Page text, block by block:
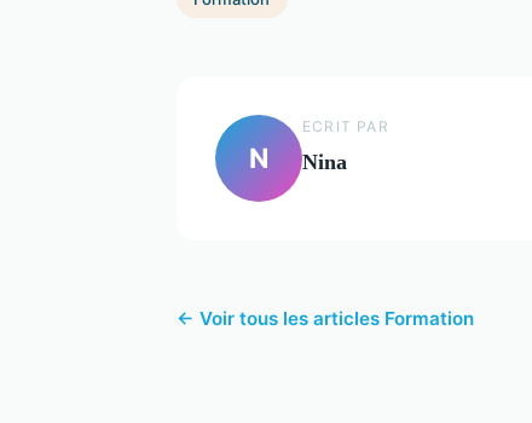
N
ECRIT PAR
Nina
← Voir tous les articles Formation